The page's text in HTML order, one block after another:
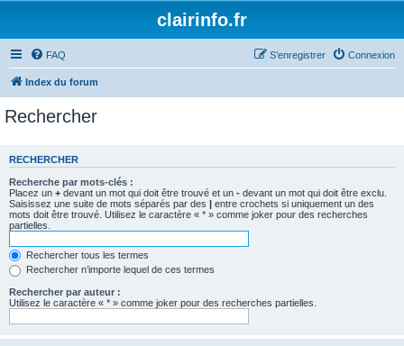
clairinfo.fr
FAQ Connexion
S’enregistrer
Index du forum
Rechercher
RECHERCHER
Recherche par mots-clés :
Placez un + devant un mot qui doit être trouvé et un - devant un mot qui doit être exclu.
Saisissez une suite de mots séparés par des | entre crochets si uniquement un des
mots doit être trouvé. Utilisez le caractère « * » comme joker pour des recherches
partielles.
Rechercher tous les termes
Rechercher n’importe lequel de ces termes
Rechercher par auteur :
Utilisez le caractère « * » comme joker pour des recherches partielles.